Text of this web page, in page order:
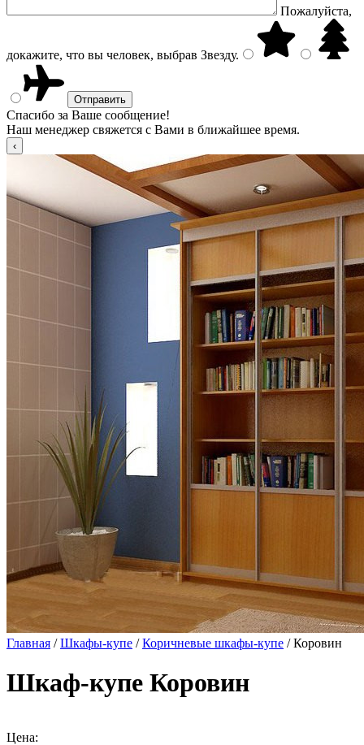
Пожалуйста,
докажите, что вы человек, выбрав Звезду.
Спасибо за Ваше сообщение!
Наш менеджер свяжется с Вами в ближайшее время.
Главная /Шкафы-купе /Коричневые шкафы-купе / Коровин
Шкаф-купе Коровин
Цена: